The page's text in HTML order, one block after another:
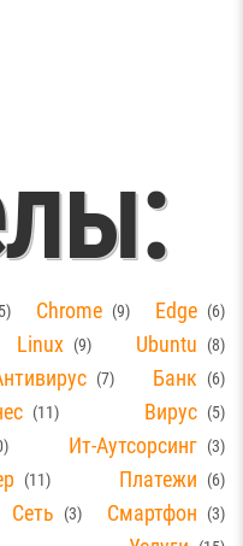
5 Chrome 9 Edge 6
Linux 9 Ubuntu 8
7 Банк 6
11 Вирус 5
Ит-Аутсорсинг 3
11 Платежи 6
Сеть 3 Смартфон 3